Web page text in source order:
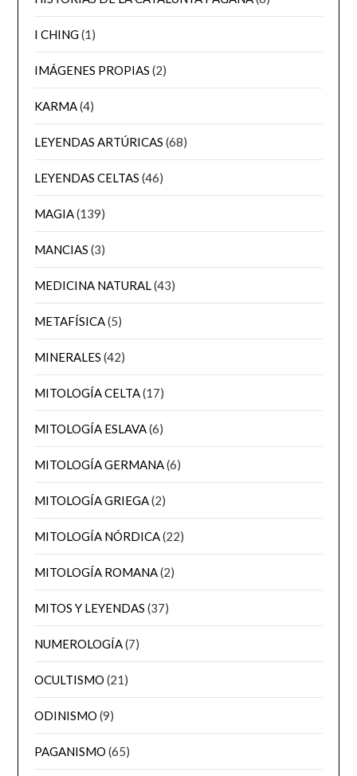
I CHING(1)
IMÁGENES PROPIAS (2)
KARMA(4)
LEYENDAS ARTÚRICAS (68)
LEYENDAS CELTAS (46)
MAGIA(139)
MANCIAS (3)
MEDICINA NATURAL(43)
METAFÍSICA(5)
MINERALES (42)
MITOLOGÍA CELTA(17)
MITOLOGÍA ESLAVA(6)
MITOLOGÍA GERMANA(6)
MITOLOGÍA GRIEGA(2)
MITOLOGÍA NÓRDICA(22)
MITOLOGÍA ROMANA(2)
MITOS Y LEYENDAS (37)
NUMEROLOGÍA(7)
OCULTISMO (21)
ODINISMO (9)
PAGANISMO (65)